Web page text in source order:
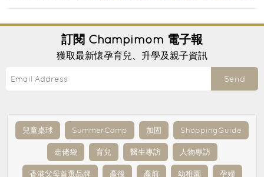
訂閱 Champimom 電子報
獲取最新懷孕育兒、升學及親子資訊
Send
兒童桌球 SummerCamp 加固 ShoppingGuide
走佬袋 育兒 醫生專訪 人物專訪
香港父母首選品牌 產後 產前 幼稚園 孕婦